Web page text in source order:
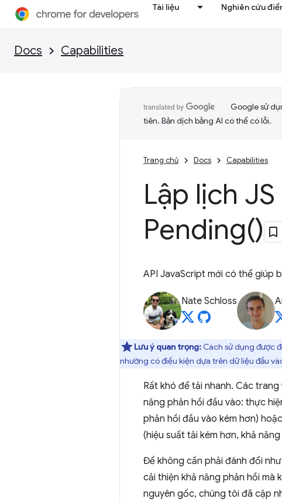
Tài liệu Nghiên cứu
Docs Capabilities
Google sử
tiên. Bản dịch bằng AI có thể có lỗi.
Trang chủ Docs Capabilities
Lập lịch
Pending()
API JavaScript mới có thể giúp
Nate Schloss
Lưu ý quan trọng: Cách sử dụng được
nhường có điều kiện dựa trên dữ liệu đầu
Rất khó để tải nhanh. Các
năng phản hồi đầu vào: thực
phản hồi đầu vào kém hơn)
(hiệu suất tải kém hơn, khả
Để không cần phải đánh đổi
cải thiện khả năng phản hồi mà
nguyên gốc, chúng tôi đã cập